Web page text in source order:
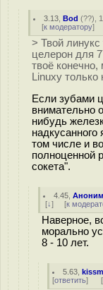
3.13 ,Bod (??),
[к модератору]
> Твой
целерон для
твоё
Linuxу
Если зубами
внимательно
нибудь
том числе и
полноценной
сокета".
4.45 ,Аноним
[↓] [к
Наверное,
морально
8 - 10 лет.
5.63 ,
[ответить] [